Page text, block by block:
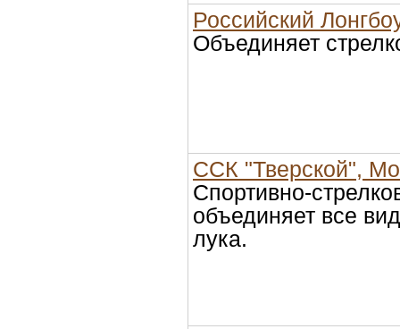
Российский
Объединяет
ССК "Тверской",
Спортивно-
объединяет все
лука.